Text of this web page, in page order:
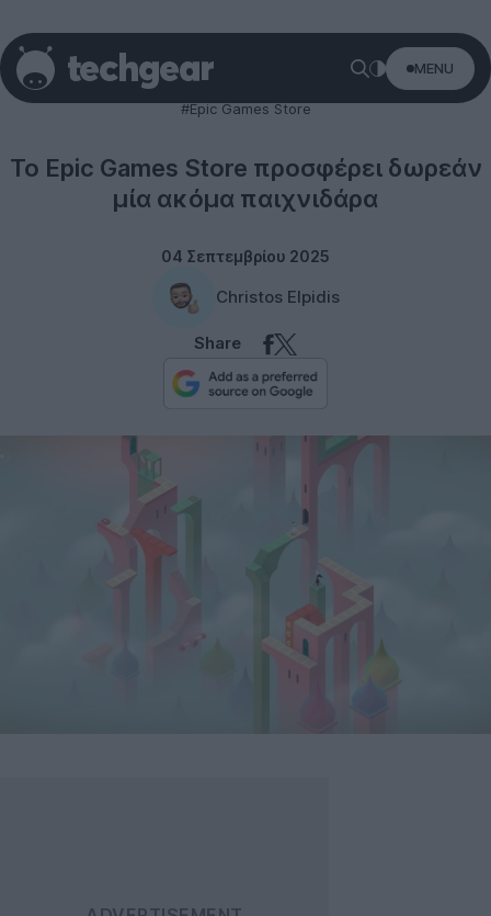
MENU
Epic Games
#Epic Games Store
Το Epic Games Store προσφέρει δωρεάν
μία ακόμα παιχνιδάρα
04 Σεπτεμβρίου 2025
Christos Elpidis
Share